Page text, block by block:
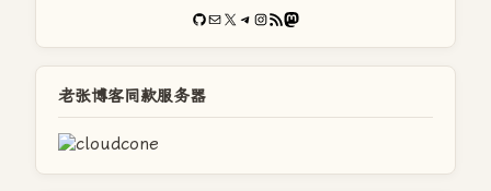
GitHub
电子邮件X Telegram
Instagram
RSS FeedMastodon
老张博客同款服务器